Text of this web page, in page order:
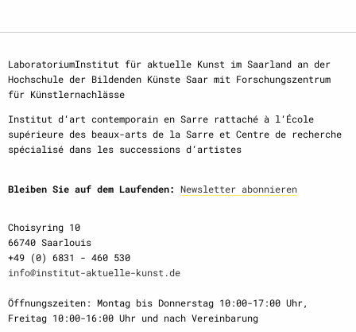
LaboratoriumInstitut für aktuelle Kunst im Saarland an der
Hochschule der Bildenden Künste Saar mit Forschungszentrum
für Künstlernachlässe
Institut d‘art contemporain en Sarre rattaché à l‘École
supérieure des beaux-arts de la Sarre et Centre de recherche
spécialisé dans les successions d‘artistes
Bleiben Sie auf dem Laufenden: Newsletter abonnieren
Choisyring 10
66740 Saarlouis
+49 (0) 6831 - 460 530
info@institut-aktuelle-kunst.de
Öffnungszeiten: Montag bis Donnerstag 10:00-17:00 Uhr,
Freitag 10:00-16:00 Uhr und nach Vereinbarung